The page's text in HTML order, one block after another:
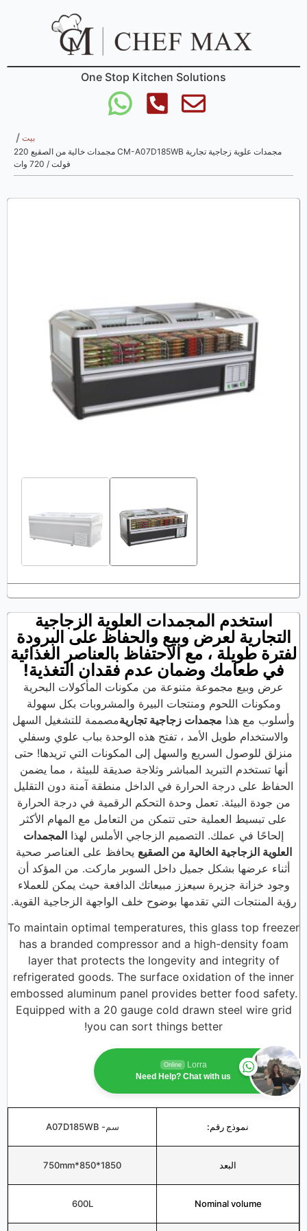
One Stop Kitchen Solutions
بيت /
مجمدات علوية زجاجية تجارية CM-A07D185WB مجمدات خالية من الصقيع 220
فولت / 720 وات
استخدم المجمدات العلوية الزجاجية
التجارية لعرض وبيع والحفاظ على البرودة
لفترة طويلة ، مع الاحتفاظ بالعناصر الغذائية
في طعامك وضمان عدم فقدان التغذية!
عرض وبيع مجموعة متنوعة من مكونات المأكولات البحرية
ومكونات اللحوم ومنتجات البيرة والمشروبات بكل سهولة
وأسلوب مع هذا مجمدات زجاجية تجاريةمصممة للتشغيل السهل
والاستخدام طويل الأمد ، تفتح هذه الوحدة بباب علوي وسفلي
منزلق للوصول السريع والسهل إلى المكونات التي تريدها! حتى
أنها تستخدم التبريد المباشر وثلاجة صديقة للبيئة ، مما يضمن
الحفاظ على درجة الحرارة في الداخل منطقة آمنة دون التقليل
من جودة البيئة. تعمل وحدة التحكم الرقمية في درجة الحرارة
على تبسيط العملية حتى تتمكن من التعامل مع المهام الأكثر
إلحاحًا في عملك. التصميم الزجاجي الأملس لهذا المجمدات
العلوية الزجاجية الخالية من الصقيعيحافظ على العناصر صحية
أثناء عرضها بشكل جميل داخل السوبر ماركت. من المؤكد أن
وجود خزانة جزيرة سيعزز مبيعاتك الدافعة حيث يمكن للعملاء
رؤية المنتجات التي تقدمها بوضوح خلف الواجهة الزجاجية القوية.
To maintain optimal temperatures, this glass top freezer
has a branded compressor and a high-density foam
layer that protects the longevity and integrity of
refrigerated goods. The surface oxidation of the inner
embossed aluminum panel provides better food safety.
Equipped with a 20 gauge cold drawn steel wire grid
you can sort things better!
Lorra
Online
Need Help? Chat with us
نموذج رقم: سم- A07D185WB
البعد 1850*850*750mm
Nominal volume
600L